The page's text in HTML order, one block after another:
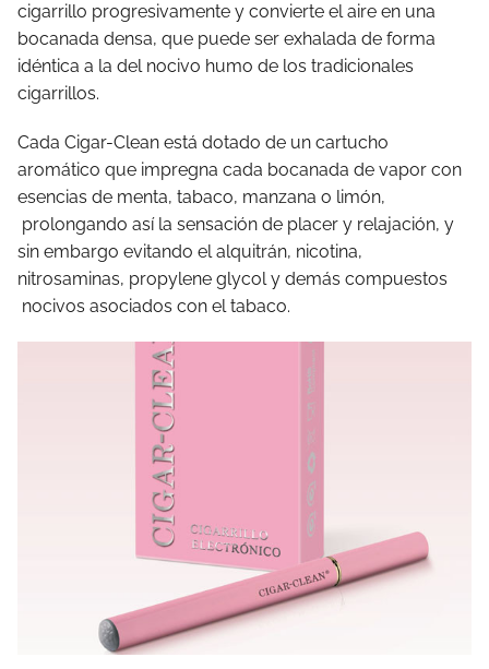
cigarrillo progresivamente y convierte el aire en una
bocanada densa, que puede ser exhalada de forma
idéntica a la del nocivo humo de los tradicionales
cigarrillos.
Cada Cigar-Clean está dotado de un cartucho
aromático que impregna cada bocanada de vapor con
esencias de menta, tabaco, manzana o limón,
prolongando así la sensación de placer y relajación, y
sin embargo evitando el alquitrán, nicotina,
nitrosaminas, propylene glycol y demás compuestos
nocivos asociados con el tabaco.